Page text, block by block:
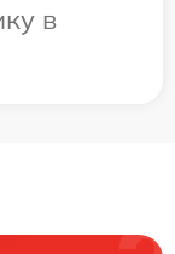
в